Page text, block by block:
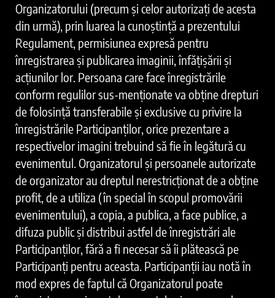
Organizatorului (precum și celor autorizați de acesta
din urmă), prin luarea la cunoștință a prezentului
Regulament, permisiunea expresă pentru
înregistrarea și publicarea imaginii, înfățișării și
acțiunilor lor. Persoana care face înregistrările
conform regulilor sus-menționate va obține drepturi
de folosință transferabile și exclusive cu privire la
înregistrările Participanților, orice prezentare a
respectivelor imagini trebuind să fie în legătură cu
evenimentul. Organizatorul și persoanele autorizate
de organizator au dreptul nerestricționat de a obține
profit, de a utiliza (în special în scopul promovării
evenimentului), a copia, a publica, a face publice, a
difuza public și distribui astfel de înregistrări ale
Participanților, fără a fi necesar să îi plătească pe
Participanți pentru aceasta. Participanții iau notă în
mod expres de faptul că Organizatorul poate